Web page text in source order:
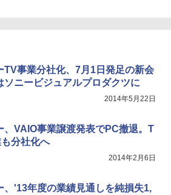
TV事業分社化、7月1日発足の新会
ソニービジュアルプロダクツに
2014年5月22日
、VAIO事業譲渡発表でPC撤退。T
分社化へ
2014年2月6日
、'13年度の業績見通しを純損失1,